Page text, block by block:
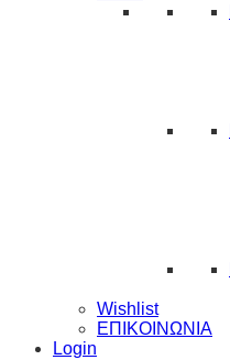
Wishlist
ΕΠΙΚΟΙΝΩΝΙΑ
Login